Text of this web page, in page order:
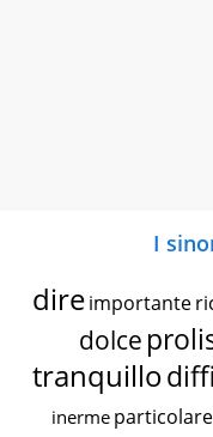
I
dire importante
dolce
tranquillo
inerme particolare